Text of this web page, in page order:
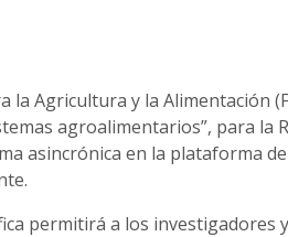
la Agricultura y la Alimentación
agroalimentarios”, para la
asincrónica en la plataforma
permitirá a los investigadores